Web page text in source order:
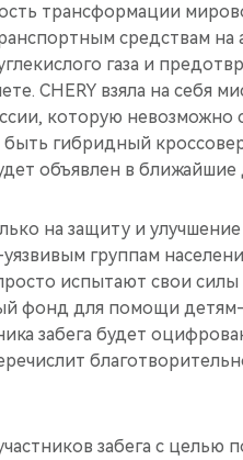
трансформации
средствам на
газа и
CHERY взяла на себя
которую невозможно
гибридный кроссовер
объявлен в ближайшие
на защиту и
группам
испытают свои силы
фонд для помощи
забега будет
забега с целью